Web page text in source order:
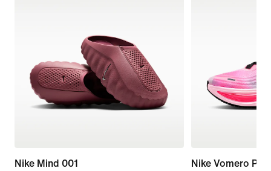
Nike Mind 001
Nike Vomero Plus